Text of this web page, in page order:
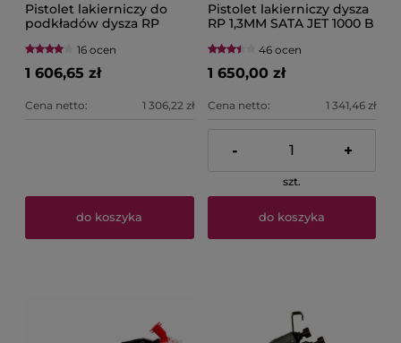
Pistolet lakierniczy do
podkładów dysza RP
16 ocen
1 606,65 zł
Cena netto: 1 306,22 zł
do koszyka
Pistolet lakierniczy dysza
RP 1,3MM SATA JET 1000 B
46 ocen
1 650,00 zł
Cena netto: 1 341,46 zł
- +
szt.
do koszyka